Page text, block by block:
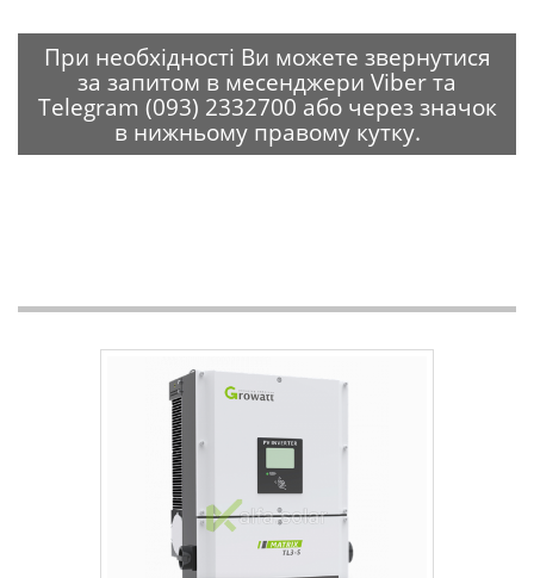
При необхідності Ви можете звернутися
за запитом в месенджери Viber та
Telegram (093) 2332700 або через значок
в нижньому правому кутку.